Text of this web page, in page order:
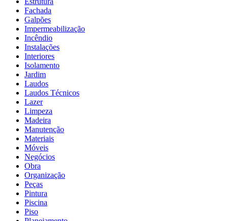
Fachada
Galpões
Impermeabilização
Incêndio
Instalações
Interiores
Isolamento
Jardim
Laudos
Laudos Técnicos
Lazer
Limpeza
Madeira
Manutenção
Materiais
Móveis
Negócios
Obra
Organização
Peças
Pintura
Piscina
Piso